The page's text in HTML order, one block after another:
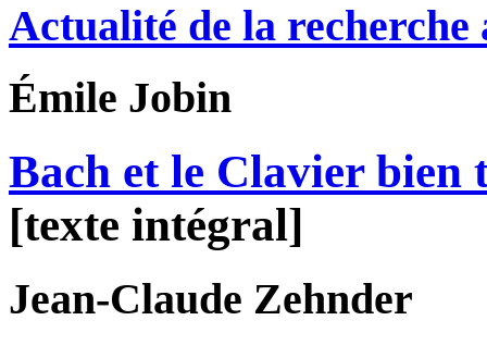
Actualité de la recherche
Émile Jobin
Bach et le Clavier bien
[texte intégral]
Jean-Claude Zehnder